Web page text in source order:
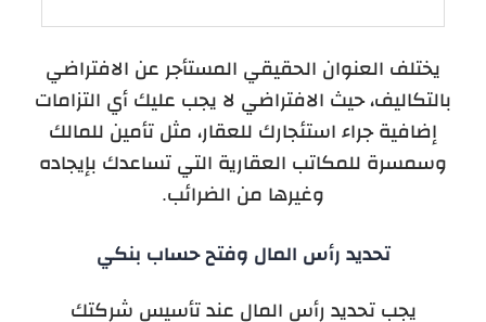
يختلف العنوان الحقيقي المستأجر عن الافتراضي
بالتكاليف، حيث الافتراضي لا يجب عليك أي التزامات
إضافية جراء استئجارك للعقار، مثل تأمين للمالك
وسمسرة للمكاتب العقارية التي تساعدك بإيجاده
وغيرها من الضرائب.
تحديد رأس المال وفتح حساب بنكي
يجب تحديد رأس المال عند تأسيس شركتك